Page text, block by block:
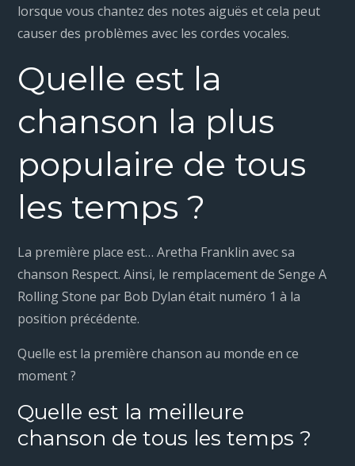
lorsque vous chantez des notes aiguës et cela peut
causer des problèmes avec les cordes vocales.
Quelle est la
chanson la plus
populaire de tous
les temps ?
La première place est… Aretha Franklin avec sa
chanson Respect. Ainsi, le remplacement de Senge A
Rolling Stone par Bob Dylan était numéro 1 à la
position précédente.
Quelle est la première chanson au monde en ce
moment ?
Quelle est la meilleure
chanson de tous les temps ?